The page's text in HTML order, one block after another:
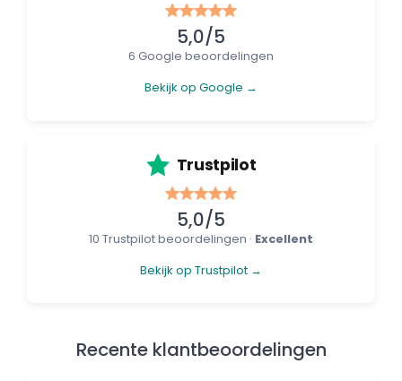
5,0/5
6 Google beoordelingen
Bekijk op Google →
Trustpilot
5,0/5
10 Trustpilot beoordelingen · Excellent
Bekijk op Trustpilot →
Recente klantbeoordelingen